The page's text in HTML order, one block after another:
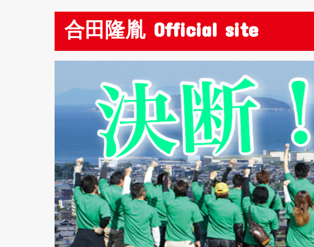
合田隆胤 Official site